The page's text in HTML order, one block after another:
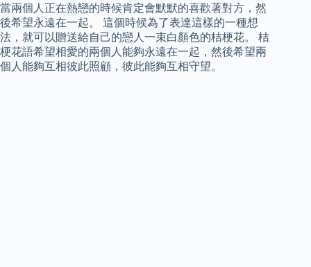
當兩個人正在熱戀的時候肯定會默默的喜歡著對方，然
後希望永遠在一起。 這個時候為了表達這樣的一種想
法，就可以贈送給自己的戀人一束白顏色的桔梗花。 桔
梗花語希望相愛的兩個人能夠永遠在一起，然後希望兩
個人能夠互相彼此照顧，彼此能夠互相守望。